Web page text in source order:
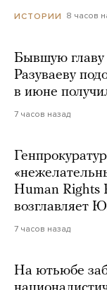
ИСТОРИИ 8 часов
Бывшую
Разуваеву
в июне
7 часов назад
Human Rights
возглавляет
7 часов назад
На ютьюбе